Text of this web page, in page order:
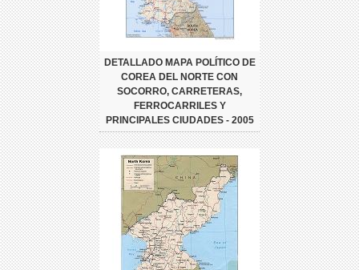
DETALLADO MAPA POLÍTICO DE
COREA DEL NORTE CON
SOCORRO, CARRETERAS,
FERROCARRILES Y
PRINCIPALES CIUDADES - 2005